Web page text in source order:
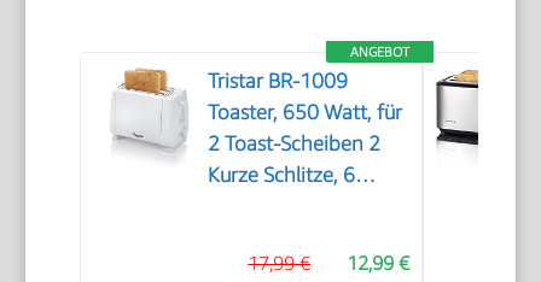
ANGEBOT
Tristar BR-1009
Toaster, 650 Watt, für
2 Toast-Scheiben 2
Kurze Schlitze, 6
Brötchen – Weiß12,99 €
17,99 €